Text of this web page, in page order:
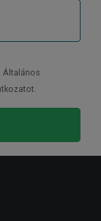
Általános